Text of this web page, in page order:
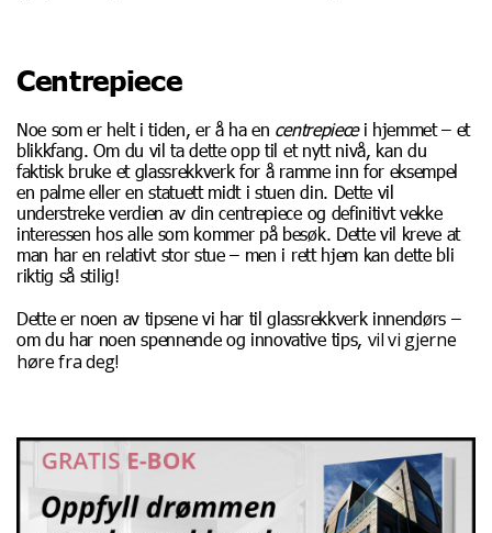
Centrepiece
Noe som er helt i tiden, er å ha en centrepiecei hjemmet – et
blikkfang. Om du vil ta dette opp til et nytt nivå, kan du
faktisk bruke et glassrekkverk for å ramme inn for eksempel
en palme eller en statuett midt i stuen din. Dette vil
understreke verdien av din centrepiece og definitivt vekke
interessen hos alle som kommer på besøk. Dette vil kreve at
man har en relativt stor stue – men i rett hjem kan dette bli
riktig så stilig!
Dette er noen av tipsene vi har til glassrekkverk innendørs –
om du har noen spennende og innovative tips, vil vi gjerne
høre fra deg!